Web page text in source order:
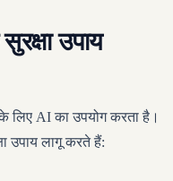
उपाय
लिए AI का उपयोग करता है।
उपाय लागू करते हैं: